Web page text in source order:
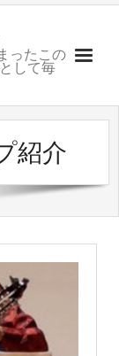
ったこの
して毎
紹介